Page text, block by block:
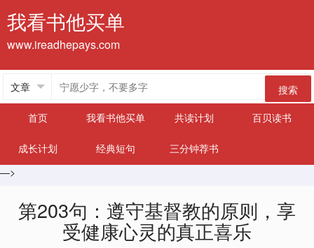
我看书他买单
www.ireadhepays.com
搜索
首页
我看书他买单 共读计划 百贝读书
成长计划 经典短句
三分钟荐书
—>
第203句：遵守基督教的原则，享
受健康心灵的真正喜乐